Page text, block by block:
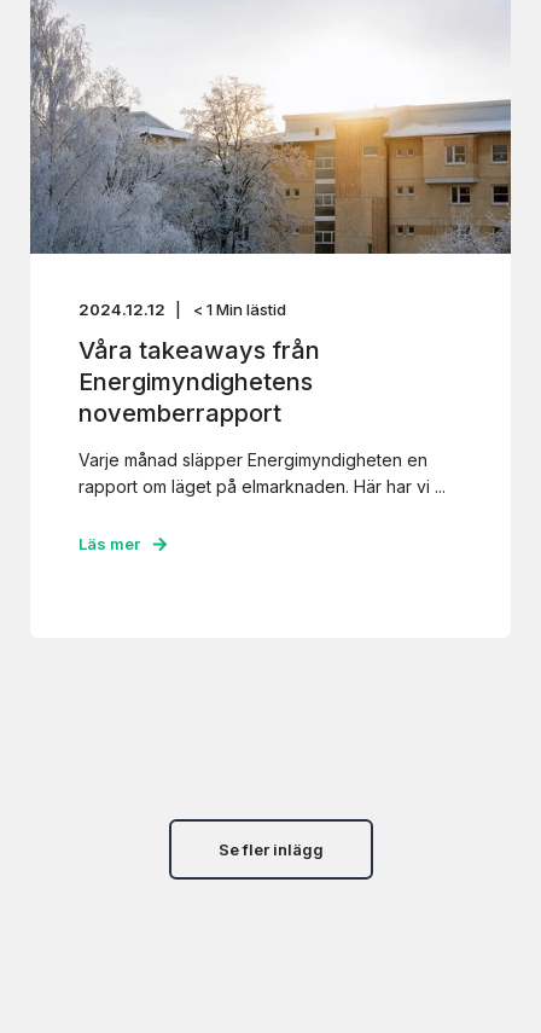
2024.12.12 < 1Min lästid
Våra takeaways från
Energimyndighetens
novemberrapport
Varje månad släpper Energimyndigheten en
rapport om läget på elmarknaden. Här har vi ...
Läs mer
Se fler inlägg